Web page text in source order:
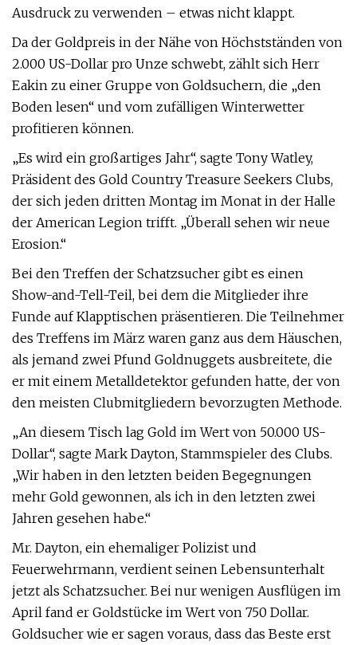
Ausdruck zu verwenden – etwas nicht klappt.
Da der Goldpreis in der Nähe von Höchstständen von
2.000 US-Dollar pro Unze schwebt, zählt sich Herr
Eakin zu einer Gruppe von Goldsuchern, die „den
Boden lesen“ und vom zufälligen Winterwetter
profitieren können.
„Es wird ein großartiges Jahr“, sagte Tony Watley,
Präsident des Gold Country Treasure Seekers Clubs,
der sich jeden dritten Montag im Monat in der Halle
der American Legion trifft. „Überall sehen wir neue
Erosion.“
Bei den Treffen der Schatzsucher gibt es einen
Show-and-Tell-Teil, bei dem die Mitglieder ihre
Funde auf Klapptischen präsentieren. Die Teilnehmer
des Treffens im März waren ganz aus dem Häuschen,
als jemand zwei Pfund Goldnuggets ausbreitete, die
er mit einem Metalldetektor gefunden hatte, der von
den meisten Clubmitgliedern bevorzugten Methode.
„An diesem Tisch lag Gold im Wert von 50.000 US-
Dollar“, sagte Mark Dayton, Stammspieler des Clubs.
„Wir haben in den letzten beiden Begegnungen
mehr Gold gewonnen, als ich in den letzten zwei
Jahren gesehen habe.“
Mr. Dayton, ein ehemaliger Polizist und
Feuerwehrmann, verdient seinen Lebensunterhalt
jetzt als Schatzsucher. Bei nur wenigen Ausflügen im
April fand er Goldstücke im Wert von 750 Dollar.
Goldsucher wie er sagen voraus, dass das Beste erst